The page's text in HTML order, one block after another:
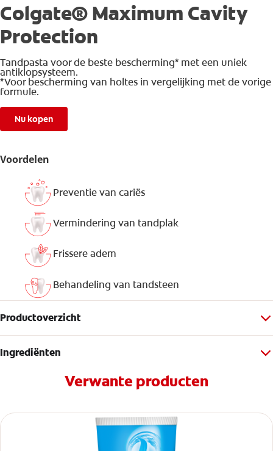
Colgate® Maximum Cavity
Protection
Tandpasta voor de beste bescherming* met een uniek
antiklopsysteem.
*Voor bescherming van holtes in vergelijking met de vorige
formule.
Nu kopen
Voordelen
Preventie van cariës
Vermindering van tandplak
Frissere adem
Behandeling van tandsteen
Productoverzicht
Ingrediënten
Verwante producten